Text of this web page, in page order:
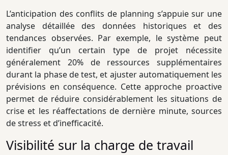
L’anticipation des conflits de planning s’appuie sur une
analyse détaillée des données historiques et des
tendances observées. Par exemple, le système peut
identifier qu’un certain type de projet nécessite
généralement 20% de ressources supplémentaires
durant la phase de test, et ajuster automatiquement les
prévisions en conséquence. Cette approche proactive
permet de réduire considérablement les situations de
crise et les réaffectations de dernière minute, sources
de stress et d’inefficacité.
Visibilité sur la charge de travail